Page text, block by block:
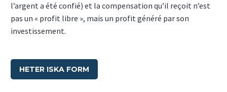
l’argent a été confié) et la compensation qu’il reçoit n’est
pas un « profit libre », mais un profit généré par son
investissement.
HETER ISKA FORM